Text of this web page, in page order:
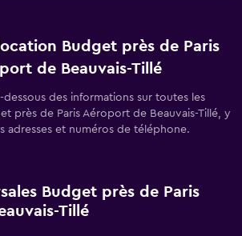
Budget près de Paris
de Beauvais-Tillé
des informations sur toutes les
près de Paris Aéroport de Beauvais-Tillé, y
adresses et numéros de téléphone.
Budget près de Paris
Tillé